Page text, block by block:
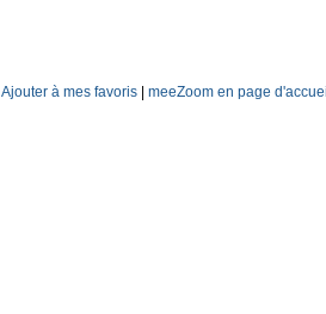
Ajouter à mes favoris meeZoom en page